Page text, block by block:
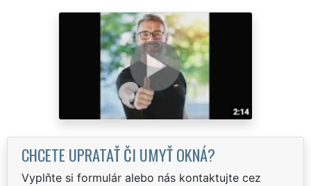
CHCETE UPRATAŤ ČI UMYŤ OKNÁ?
Vyplňte si formulár alebo nás kontaktujte cez